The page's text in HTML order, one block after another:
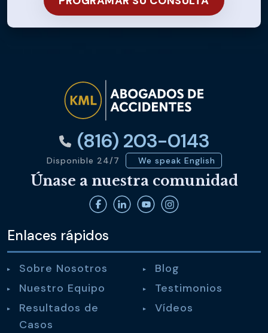
(816) 203-0143
Disponible 24/7 We speak English
Únase a nuestra comunidad
Enlaces rápidos
Sobre Nosotros
Nuestro Equipo
Resultados de
Casos
Blog
Testimonios
Vídeos